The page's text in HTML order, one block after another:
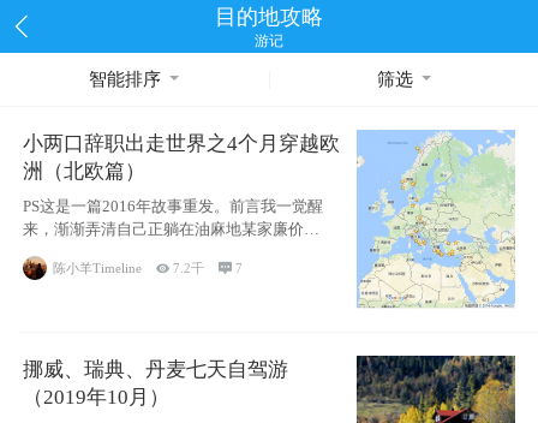
目的地攻略
游记
智能排序 筛选
小两口辞职出走世界之4个月穿越欧
洲（北欧篇）
PS这是一篇2016年故事重发。前言我一觉醒
来，渐渐弄清自己正躺在油麻地某家廉价宾
馆
陈小羊Timeline 7.2千 7
挪威、瑞典、丹麦七天自驾游
（2019年10月）